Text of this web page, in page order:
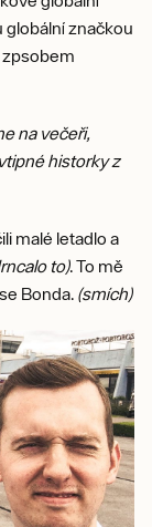
globální značkou
zpsobem
na večeři,
historky z
malé letadlo a
to). To mě
Bonda. (smích)